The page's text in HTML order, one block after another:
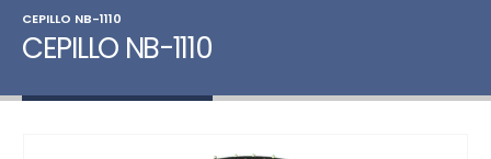
CEPILLO NB-1110
CEPILLO NB-1110